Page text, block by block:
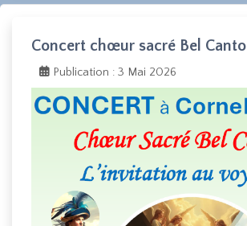
Concert chœur sacré Bel Canto
Publication : 3 Mai 2026